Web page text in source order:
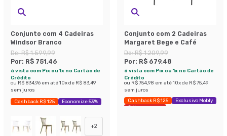
Conjunto com 4 Cadeiras
Windsor Branco
De:R$ 1.599,99
Por: R$ 751,46
à vista com Pix ou 1x no Cartão de
Crédito
ou R$ 834,96 em até10x de R$ 83,49
sem juros
Cashback R$ 125 Economize 53%
+2
Conjunto com 2 Cadeiras
Margaret Bege e Café
De:R$ 1.209,99
Por: R$ 679,48
à vista com Pix ou 1x no Cartão de
Crédito
ou R$ 754,98 em até10x de R$ 75,49
sem juros
Cashback R$ 125
Exclusivo Mobly
Últimas peças